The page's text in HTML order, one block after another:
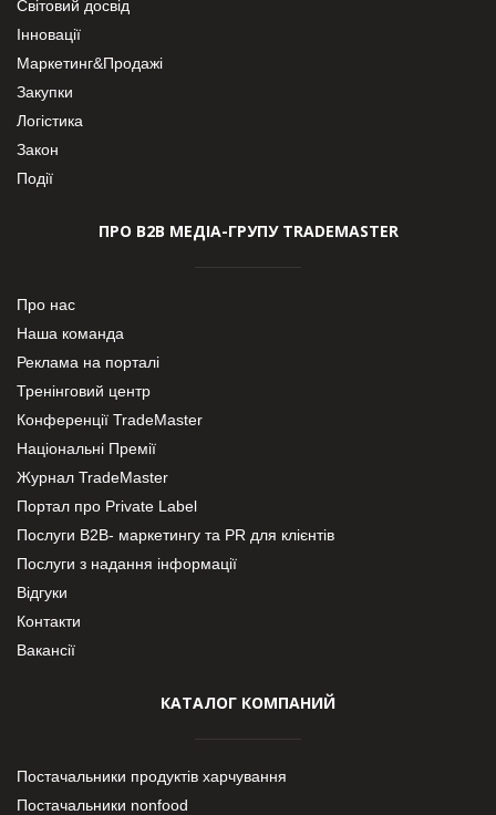
Світовий досвід
Інновації
Маркетинг&Продажі
Закупки
Логістика
Закон
Події
ПРО В2В МЕДІА-ГРУПУ TRADEMASTER
Про нас
Наша команда
Реклама на порталі
Тренінговий центр
Конференції TradeMaster
Національні Премії
Журнал TradeMaster
Портал про Private Label
Послуги В2В- маркетингу та PR для клієнтів
Послуги з надання інформації
Відгуки
Контакти
Вакансії
КАТАЛОГ КОМПАНИЙ
Постачальники продуктів харчування
Постачальники nonfood